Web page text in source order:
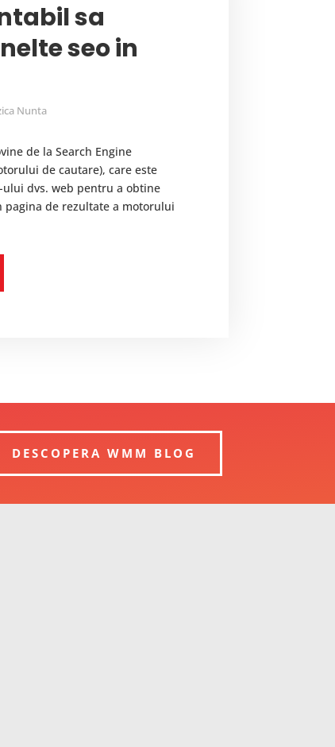
sa
seo in
Nunta
de la Search Engine
de cautare), care este
dvs. web pentru a obtine
de rezultate a motorului
DESCOPERA WMM BLOG